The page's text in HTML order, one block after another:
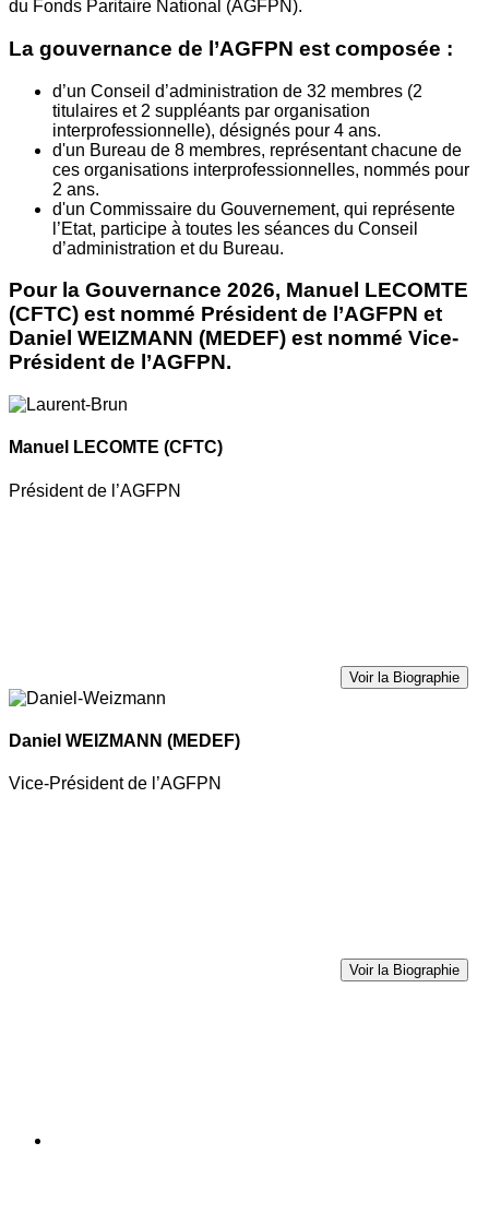
du Fonds Paritaire National (AGFPN).
La gouvernance de l’AGFPN est composée :
d’un Conseil d’administration de 32 membres (2
titulaires et 2 suppléants par organisation
interprofessionnelle), désignés pour 4 ans.
d'un Bureau de 8 membres, représentant chacune de
ces organisations interprofessionnelles, nommés pour
2 ans.
d'un Commissaire du Gouvernement, qui représente
l’Etat, participe à toutes les séances du Conseil
d’administration et du Bureau.
Pour la Gouvernance 2026, Manuel LECOMTE
(CFTC) est nommé Président de l’AGFPN et
Daniel WEIZMANN (MEDEF) est nommé Vice-
Président de l’AGFPN.
Manuel LECOMTE (CFTC)
Président de l’AGFPN
Voir la Biographie
Daniel WEIZMANN (MEDEF)
Vice-Président de l’AGFPN
Voir la Biographie